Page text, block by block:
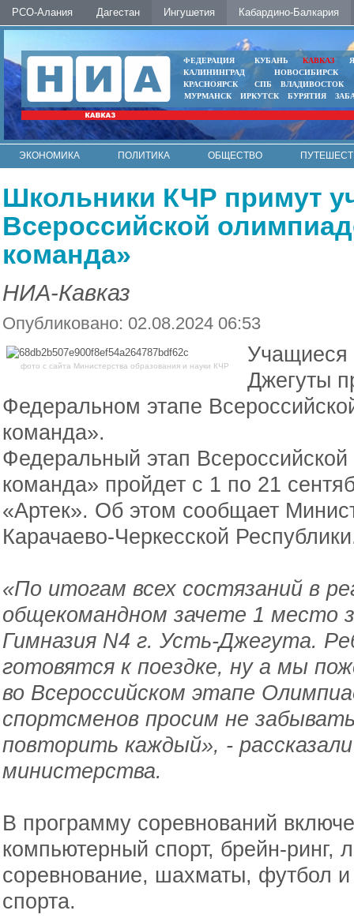
РСО-Алания Дагестан Ингушетия Кабардино-Балкария
ФЕДЕРАЦИЯ КУБАНЬ КАВКАЗ
КАЛИНИНГРАД
НОВОСИБИРСК
КРАСНОЯРСК
СПБ
ВЛАДИВОСТОК
МУРМАНСК
ИРКУТСК БУРЯТИЯ
ЭКОНОМИКА ПОЛИТИКА ОБЩЕСТВО
Школьники КЧР примут
Всероссийской
команда»
НИА-Кавказ
Опубликовано: 02.08.2024 06:53
фото с сайта Министерства образования и науки КЧР
Учащиеся
Джегуты
Федеральном этапе
команда».
Федеральный этап
команда» пройдет с 1 по 21
«Артек». Об этом сообщает
Карачаево-Черкесской
«По итогам всех состязаний в
общекомандном зачете 1 место
Гимназия N4 г. Усть-Джегута.
готовятся к поездке, ну а мы
во Всероссийском этапе
спортсменов просим не
повторить каждый», -
министерства.
В программу соревнований
компьютерный спорт, брейн-ринг,
соревнование, шахматы, футбол и
спорта.